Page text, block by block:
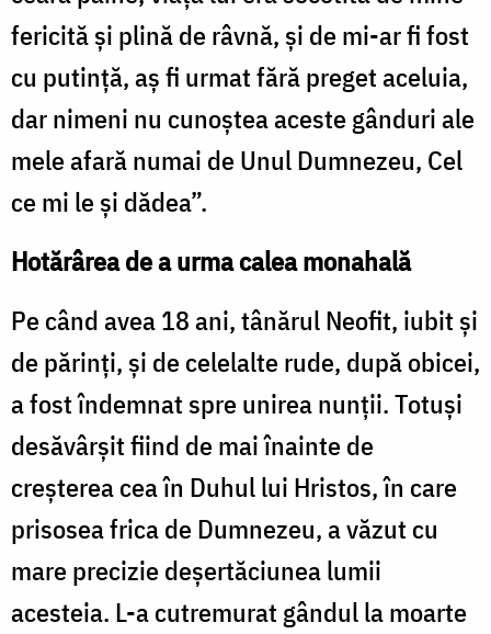
fericită și plină de râvnă, și de mi-ar fi fost
cu putință, aș fi urmat fără preget aceluia,
dar nimeni nu cunoștea aceste gânduri ale
mele afară numai de Unul Dumnezeu, Cel
ce mi le și dădea”.
Hotărârea de a urma calea monahală
Pe când avea 18 ani, tânărul Neofit, iubit și
de părinți, și de celelalte rude, după obicei,
a fost îndemnat spre unirea nunții. Totuși
desăvârșit fiind de mai înainte de
creșterea cea în Duhul lui Hristos, în care
prisosea frica de Dumnezeu, a văzut cu
mare precizie deșertăciunea lumii
acesteia. L-a cutremurat gândul la moarte